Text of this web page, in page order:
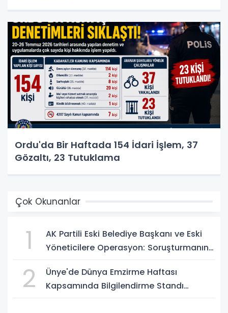
Ordu'da Bir Haftada 154 İdari İşlem, 37
Gözaltı, 23 Tutuklama
Çok Okunanlar
1
AK Partili Eski Belediye Başkanı ve Eski
Yöneticilere Operasyon: Soruşturmanın
2
Ünye'de Dünya Emzirme Haftası
Kapsamında Bilgilendirme Standı